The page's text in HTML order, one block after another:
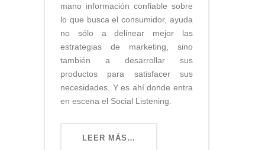
mano información confiable sobre
lo que busca el consumidor, ayuda
no sólo a delinear mejor las
estrategias de marketing, sino
también a desarrollar sus
productos para satisfacer sus
necesidades. Y es ahí donde entra
en escena el Social Listening.
LEER MÁS…